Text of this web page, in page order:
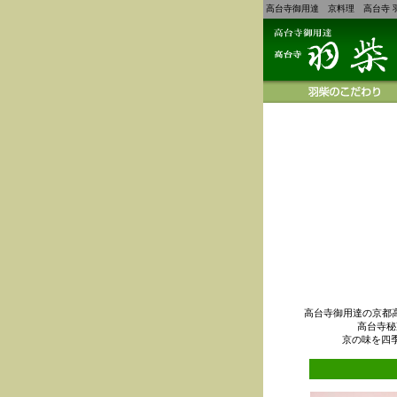
高台寺御用達 京料理 高台寺
高台寺御用達の京都
高台寺
京の味を四